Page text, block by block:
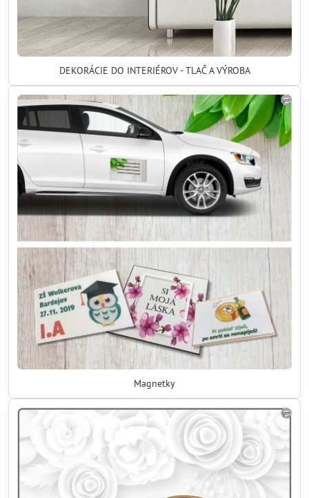
DEKORÁCIE DO INTERIÉROV - TLAČ A VÝROBA
Magnetky